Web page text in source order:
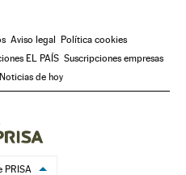
Aviso legal Política cookies
EL PAÍS Suscripciones empresas
Noticias de hoy
PRISA